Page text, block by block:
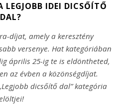
LEGJOBB IDEI DICSŐÍTŐ
DAL?
díjat, amely a keresztény
versenye. Hat kategóriában
április 25-ig te is eldöntheted,
az évben a közönségdíjat.
dicsőítő dal” kategória